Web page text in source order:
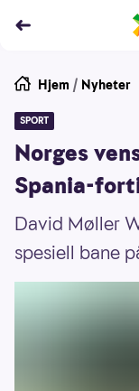
Hjem / Nyheter
SPORT
Norges
Spania-
David Møller
spesiell bane